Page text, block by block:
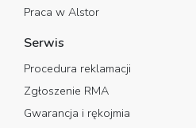
Praca w Alstor
Serwis
Procedura reklamacji
Zgłoszenie RMA
Gwarancja i rękojmia